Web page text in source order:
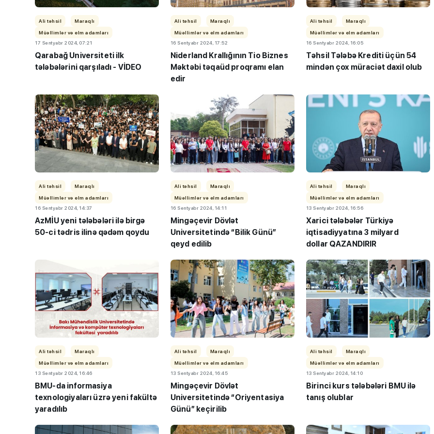
Ali təhsil
Maraqlı
Müəllimlər və elm adamları
17 Sentyabr 2024, 07:21
Qarabağ Universiteti ilk
tələbələrini qarşıladı - VİDEO
Ali təhsil
Maraqlı
Müəllimlər və elm adamları
16 Sentyabr 2024, 17:52
Niderland Krallığının Tio Biznes
Məktəbi təqaüd proqramı elan
edir
Ali təhsil
Maraqlı
Müəllimlər və elm adamları
16 Sentyabr 2024, 16:05
Təhsil Tələbə Krediti üçün 54
mindən çox müraciət daxil olub
Ali təhsil
Maraqlı
Müəllimlər və elm adamları
16 Sentyabr 2024, 14:37
AzMİU yeni tələbələri ilə birgə
50-ci tədris ilinə qədəm qoydu
Ali təhsil
Maraqlı
Müəllimlər və elm adamları
16 Sentyabr 2024, 14:11
Mingəçevir Dövlət
Universitetində “Bilik Günü”
qeyd edilib
Ali təhsil
Maraqlı
Müəllimlər və elm adamları
13 Sentyabr 2024, 16:56
Xarici tələbələr Türkiyə
iqtisadiyyatına 3 milyard
dollar QAZANDIRIR
Ali təhsil
Maraqlı
Müəllimlər və elm adamları
13 Sentyabr 2024, 16:46
BMU-da informasiya
texnologiyaları üzrə yeni fakültə
yaradılıb
Ali təhsil
Maraqlı
Müəllimlər və elm adamları
13 Sentyabr 2024, 16:45
Mingəçevir Dövlət
Universitetində “Oriyentasiya
Günü” keçirilib
Ali təhsil
Maraqlı
Müəllimlər və elm adamları
13 Sentyabr 2024, 14:10
Birinci kurs tələbələri BMU ilə
tanış olublar
“Həftənin təhsil icmalı”- MİQ,
lisey seçimi, bağçalar və qəbul
imtahanları...
"Həftənin təhsil icmalı": Qəbul
marafonu başa çatdı,
müəllimlərin nəticələri dəyişdi...
TİF “Maarifçi” tələbə-
məzunlarla görüş keçirib
"3-5 balı çatmadığı üçün
gələcəyin həkimi kimya
müəllimi olur"